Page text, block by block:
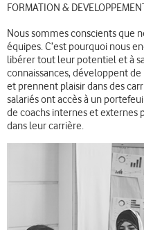
FORMATION &
Nous sommes conscients que
équipes. C’est pourquoi nous
libérer tout leur potentiel et à
connaissances, développent
et prennent plaisir dans des
salariés ont accès à un
de coachs internes et externes
dans leur carrière.